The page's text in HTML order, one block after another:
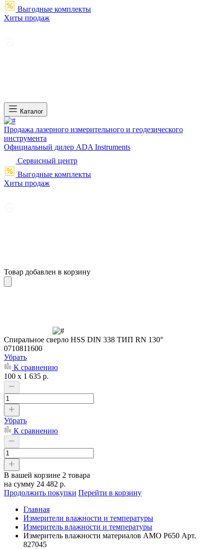
Выгодные комплекты
Хиты продаж
Каталог
Продажа лазерного измерительного и геодезического
инструмента
Официальный дилер ADA Instruments
Сервисный центр
Выгодные комплекты
Хиты продаж
Товар добавлен в корзину
Cпиральное сверло HSS DIN 338 ТИП RN 130°
0710811600
Убрать
К сравнению
100 x 1 635 р.
Убрать
К сравнению
В вашей корзине 2 товара
на сумму 24 482 р.
Продолжить покупки Перейти в корзину
Главная
Измерители влажности и температуры
Измеритель влажности и температуры
Измеритель влажности материалов AMO P650 Арт.
827045